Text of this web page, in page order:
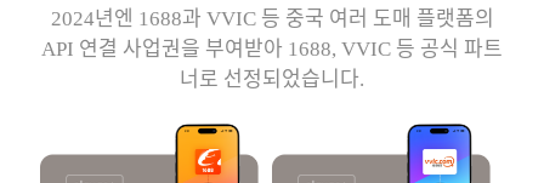
2024년엔 1688과 VVIC 등 중국 여러 도매 플랫폼의
API 연결 사업권을 부여받아 1688, VVIC 등 공식 파트
너로 선정되었습니다.